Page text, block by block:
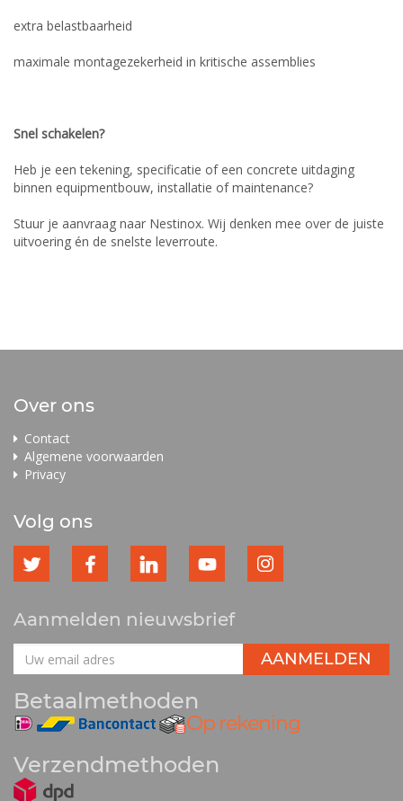
extra belastbaarheid
maximale montagezekerheid in kritische assemblies
Snel schakelen?
Heb je een tekening, specificatie of een concrete uitdaging
binnen equipmentbouw, installatie of maintenance?
Stuur je aanvraag naar Nestinox. Wij denken mee over de juiste
uitvoering én de snelste leverroute.
Over ons
Contact
Algemene voorwaarden
Privacy
Volg ons
Aanmelden nieuwsbrief
Betaalmethoden
Verzendmethoden